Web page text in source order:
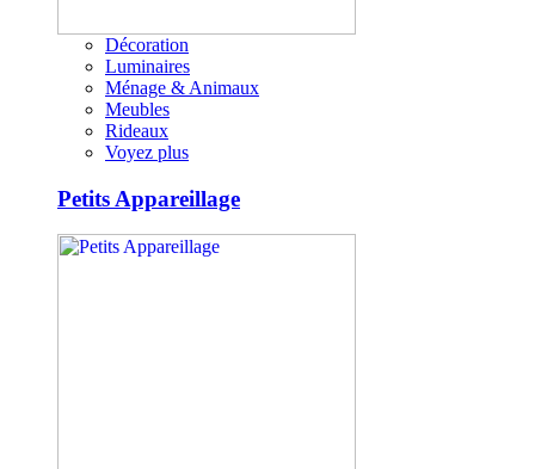
Décoration
Luminaires
Ménage & Animaux
Meubles
Rideaux
Voyez plus
Petits Appareillage